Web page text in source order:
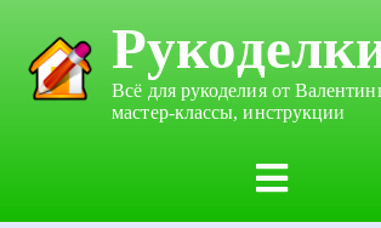
Всё для рукоделия от
мастер-классы, инструкции